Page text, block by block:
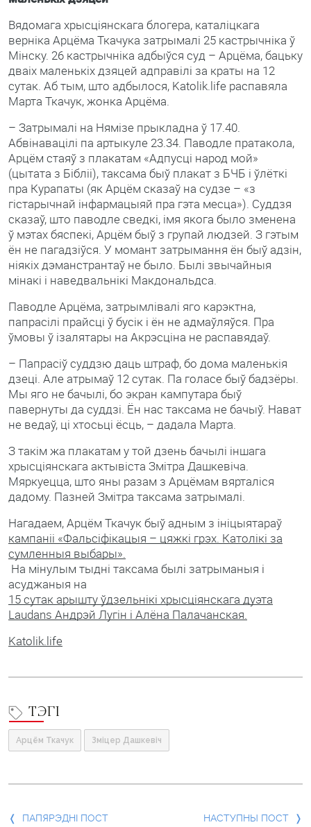
Вядомага хрысціянскага блогера, каталіцкага
верніка Арцёма Ткачука затрымалі 25 кастрычніка ў
Мінску. 26 кастрычніка адбыўся суд – Арцёма, бацьку
дваіх маленькіх дзяцей адправілі за краты на 12
сутак. Аб тым, што адбылося, Katolik.life распавяла
Марта Ткачук, жонка Арцёма.
– Затрымалі на Нямізе прыкладна ў 17.40.
Абвінавацілі па артыкуле 23.34. Паводле пратакола,
Арцём стаяў з плакатам «Адпусці народ мой»
(цытата з Бібліі), таксама быў плакат з БЧБ і ўлёткі
пра Курапаты (як Арцём сказаў на судзе – «з
гістарычнай інфармацыяй пра гэта месца»). Суддзя
сказаў, што паводле сведкі, імя якога было зменена
ў мэтах бяспекі, Арцём быў з групай людзей. З гэтым
ён не пагадзіўся. У момант затрымання ён быў адзін,
ніякіх дэманстрантаў не было. Былі звычайныя
мінакі і наведвальнікі Макдональдса.
Паводле Арцёма, затрымлівалі яго карэктна,
папрасілі прайсці ў бусік і ён не адмаўляўся. Пра
ўмовы ў ізалятары на Акрэсціна не распавядаў.
– Папрасіў суддзю даць штраф, бо дома маленькія
дзеці. Але атрымаў 12 сутак. Па голасе быў бадзёры.
Мы яго не бачылі, бо экран кампутара быў
павернуты да суддзі. Ён нас таксама не бачыў. Нават
не ведаў, ці хтосьці ёсць, – дадала Марта.
З такім жа плакатам у той дзень бачылі іншага
хрысціянскага актывіста Змітра Дашкевіча.
Мяркуецца, што яны разам з Арцёмам вярталіся
дадому. Пазней Змітра таксама затрымалі.
Нагадаем, Арцём Ткачук быў адным з ініцыятараў
кампаніі «Фальсіфікацыя – цяжкі грэх. Католікі за
сумленныя выбары».
На мінулым тыдні таксама былі затрыманыя і
асуджаныя на
15 сутак арышту ўдзельнікі хрысціянскага дуэта
Laudans Андрэй Лугін і Алёна Палачанская.
Katolik.life
ТЭГІ
Арцём Ткачук Зміцер Дашкевіч
Папярэдні
ПАПЯРЭДНІ ПОСТ НАСТУПНЫ ПОСТ